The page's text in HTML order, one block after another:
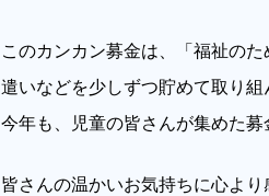
このカンカン募金は、「福祉の
遣いなどを少しずつ貯めて取り
今年も、児童の皆さんが集めた
皆さんの温かいお気持ちに心より